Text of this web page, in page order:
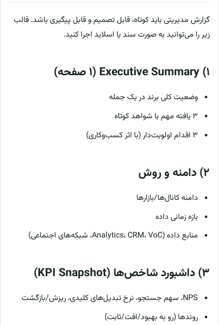
گزارش مدیریتی باید کوتاه، قابل تصمیم و قابل پیگیری باشد. قالب
زیر را می‌توانید به صورت سند یا اسلاید اجرا کنید.
۱) Executive Summary (۱ صفحه)
وضعیت کلی برند در یک جمله
۳ یافته مهم با شواهد کوتاه
۳ اقدام اولویت‌دار (با اثر کسب‌وکاری)
۲) دامنه و روش
دامنه کانال‌ها/بازارها
بازه زمانی داده
منابع داده (Analytics، CRM، VoC، شبکه‌های اجتماعی)
۳) داشبورد شاخص‌ها (KPI Snapshot)
NPS، سهم جستجو، نرخ تبدیل‌های کلیدی، ریزش/بازگشت
روندها (رو به بهبود/افت/ثابت)